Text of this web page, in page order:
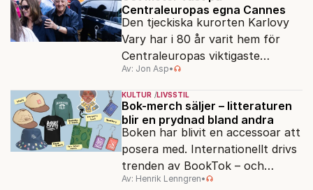
Centraleuropas egna Cannes
Den tjeckiska kurorten Karlovy
Vary har i 80 år varit hem för
Centraleuropas viktigaste
filmfestival – en plats där
Hollywoodglans möter
egensinnighet.
Av: Jon Asp•
KULTUR LIVSSTIL
Bok-merch säljer – litteraturen
blir en prydnad bland andra
Boken har blivit en accessoar att
posera med. Internationellt drivs
trenden av BookTok – och
förlagen följer efter.
Av: Henrik Lenngren•